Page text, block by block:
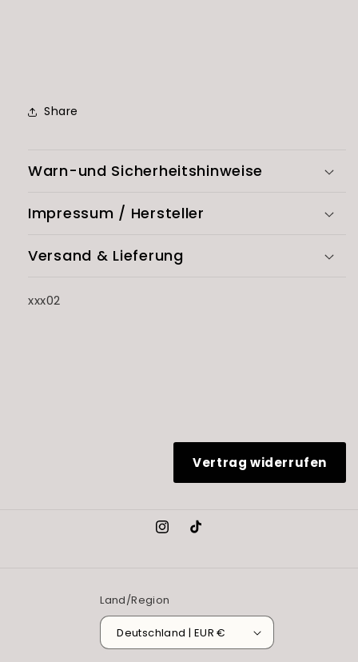
Share
Warn-und Sicherheitshinweise
Impressum / Hersteller
Versand & Lieferung
SKU:
xxx02
Vertrag widerrufen
Instagram
TikTok
Land/Region
Deutschland | EUR €